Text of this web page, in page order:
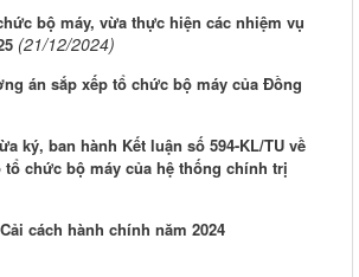
bộ máy, vừa thực hiện các nhiệm vụ
(21/12/2024)
án sắp xếp tổ chức bộ máy của Đồng
ký, ban hành Kết luận số 594-KL/TU về
chức bộ máy của hệ thống chính trị
cách hành chính năm 2024